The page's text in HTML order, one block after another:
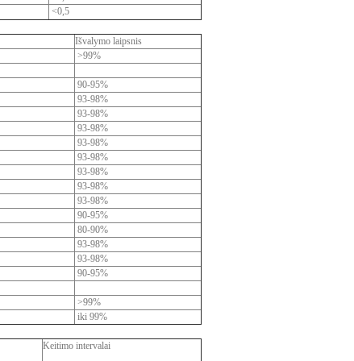
<0,5
Išvalymo laipsnis
>99%
90-95%
93-98%
93-98%
93-98%
93-98%
93-98%
93-98%
93-98%
93-98%
90-95%
80-90%
93-98%
93-98%
90-95%
>99%
iki 99%
Keitimo intervalai